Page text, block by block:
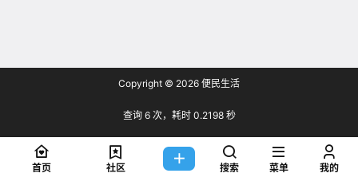
Copyright © 2026 便民生活
查询 6 次，耗时 0.2198 秒
首页 社区 搜索 菜单 我的